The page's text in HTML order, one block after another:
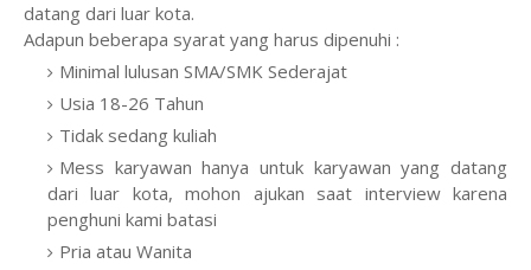
datang dari luar kota.
Adapun beberapa syarat yang harus dipenuhi :
Minimal lulusan SMA/SMK Sederajat
Usia 18-26 Tahun
Tidak sedang kuliah
Mess karyawan hanya untuk karyawan yang datang
dari luar kota, mohon ajukan saat interview karena
penghuni kami batasi
Pria atau Wanita